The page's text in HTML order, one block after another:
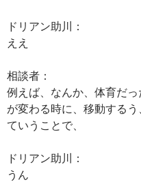
ドリアン助川：
ええ
相談者：
例えば、なんか、体育だ
が変わる時に、移動する
ていうことで、
ドリアン助川：
うん